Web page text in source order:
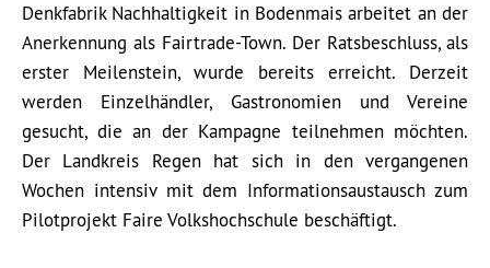
Denkfabrik Nachhaltigkeit in Bodenmais arbeitet an der
Anerkennung als Fairtrade-Town. Der Ratsbeschluss, als
erster Meilenstein, wurde bereits erreicht. Derzeit
werden Einzelhändler, Gastronomien und Vereine
gesucht, die an der Kampagne teilnehmen möchten.
Der Landkreis Regen hat sich in den vergangenen
Wochen intensiv mit dem Informationsaustausch zum
Pilotprojekt Faire Volkshochschule beschäftigt.